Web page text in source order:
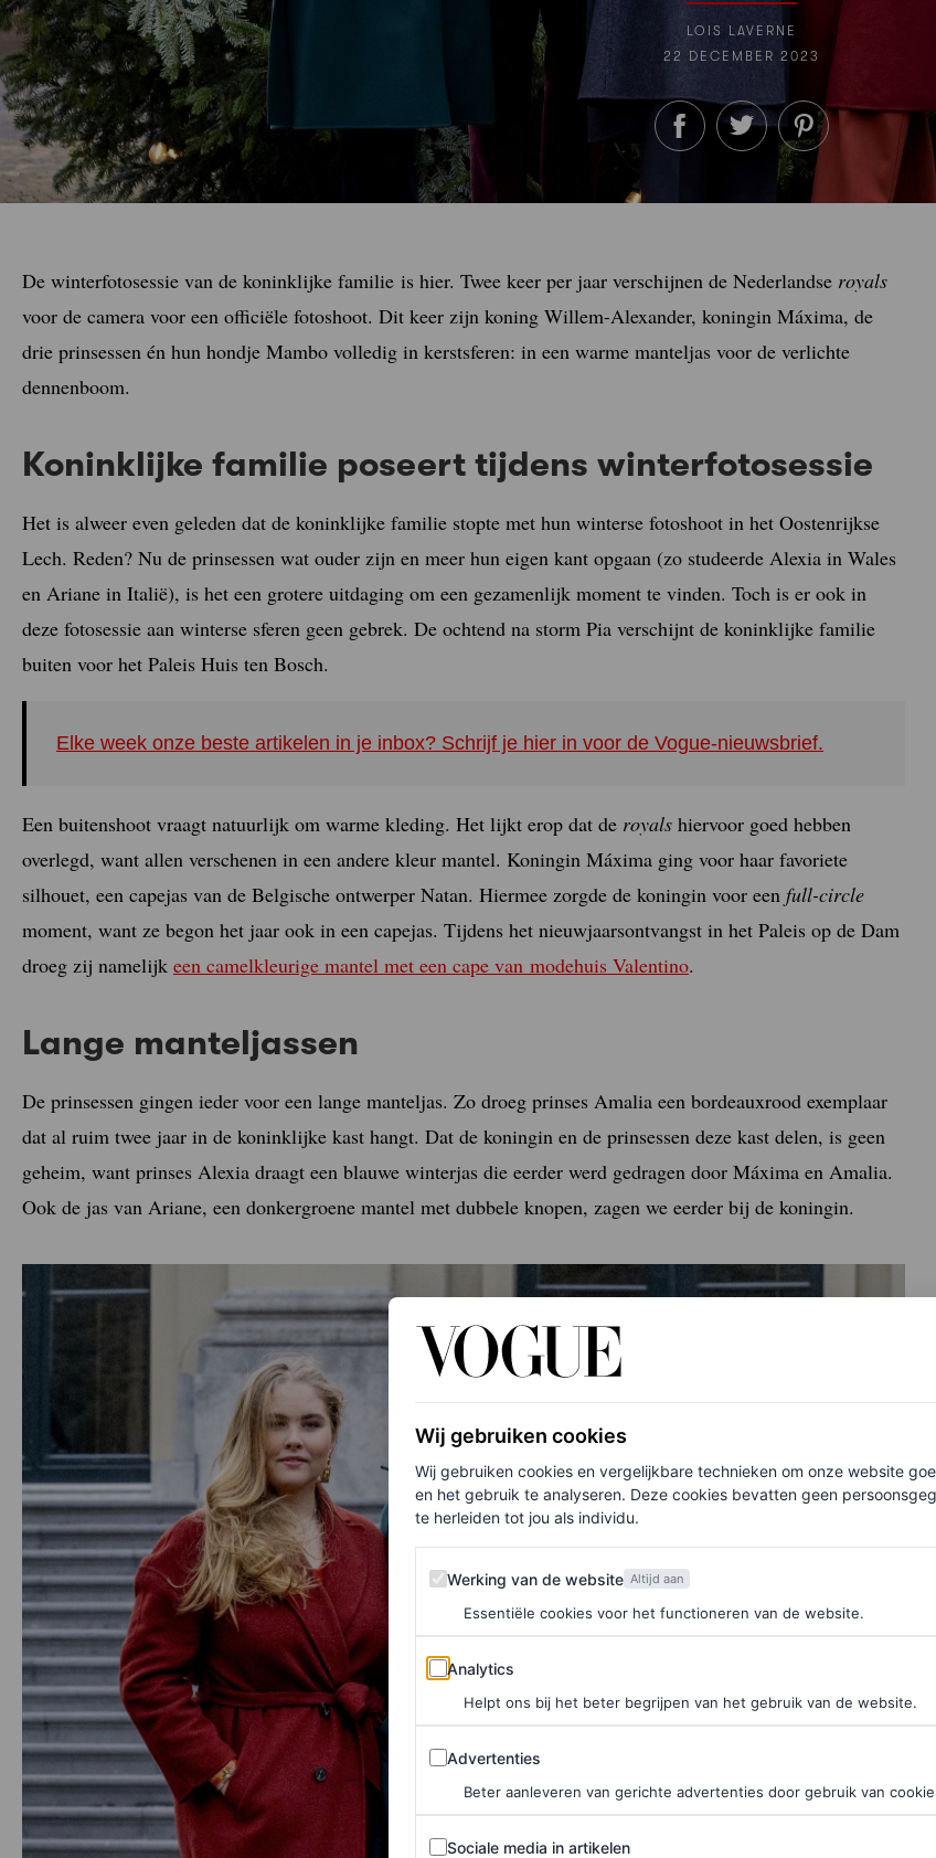
LOIS LAVERNE
22 DECEMBER 2023
De winterfotosessie van de koninklijke familie is hier. Twee keer per jaar verschijnen de Nederlandse royals
voor de camera voor een officiële fotoshoot. Dit keer zijn koning Willem-Alexander, koningin Máxima, de
drie prinsessen én hun hondje Mambo volledig in kerstsferen: in een warme manteljas voor de verlichte
dennenboom.
Koninklijke familie poseert tijdens winterfotosessie
Het is alweer even geleden dat de koninklijke familie stopte met hun winterse fotoshoot in het Oostenrijkse
Lech. Reden? Nu de prinsessen wat ouder zijn en meer hun eigen kant opgaan (zo studeerde Alexia in Wales
en Ariane in Italië), is het een grotere uitdaging om een gezamenlijk moment te vinden. Toch is er ook in
deze fotosessie aan winterse sferen geen gebrek. De ochtend na storm Pia verschijnt de koninklijke familie
buiten voor het Paleis Huis ten Bosch.
Elke week onze beste artikelen in je inbox? Schrijf je hier in voor de Vogue-nieuwsbrief.
Een buitenshoot vraagt natuurlijk om warme kleding. Het lijkt erop dat de royals hiervoor goed hebben
overlegd, want allen verschenen in een andere kleur mantel. Koningin Máxima ging voor haar favoriete
silhouet, een capejas van de Belgische ontwerper Natan. Hiermee zorgde de koningin voor een full-circle
moment, want ze begon het jaar ook in een capejas. Tijdens het nieuwjaarsontvangst in het Paleis op de Dam
droeg zij namelijk een camelkleurige mantel met een cape van modehuis Valentino.
Lange manteljassen
De prinsessen gingen ieder voor een lange manteljas. Zo droeg prinses Amalia een bordeauxrood exemplaar
dat al ruim twee jaar in de koninklijke kast hangt. Dat de koningin en de prinsessen deze kast delen, is geen
geheim, want prinses Alexia draagt een blauwe winterjas die eerder werd gedragen door Máxima en Amalia.
Ook de jas van Ariane, een donkergroene mantel met dubbele knopen, zagen we eerder bij de koningin.
Wij gebruiken cookies
Wij gebruiken cookies en vergelijkbare technieken om onze website
en het gebruik te analyseren. Deze cookies bevatten geen
te herleiden tot jou als individu.
Werking van de website
Werking van de website Altijd aan
Essentiële cookies voor het functioneren van de website.
Analytics
Analytics
Helpt ons bij het beter begrijpen van het gebruik van de website.
Advertenties
Advertenties
Beter aanleveren van gerichte advertenties door gebruik van
Sociale media in artikelen
Sociale media in artikelen